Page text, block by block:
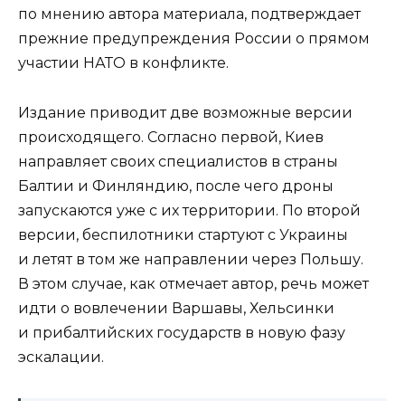
по мнению автора материала, подтверждает
прежние предупреждения России о прямом
участии НАТО в конфликте.
Издание приводит две возможные версии
происходящего. Согласно первой, Киев
направляет своих специалистов в страны
Балтии и Финляндию, после чего дроны
запускаются уже с их территории. По второй
версии, беспилотники стартуют с Украины
и летят в том же направлении через Польшу.
В этом случае, как отмечает автор, речь может
идти о вовлечении Варшавы, Хельсинки
и прибалтийских государств в новую фазу
эскалации.